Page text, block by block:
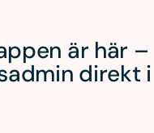
är här –
direkt i